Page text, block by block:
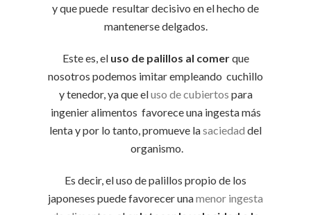
y que puede resultar decisivo en el hecho de
mantenerse delgados.
Este es, el uso de palillos al comerque
nosotros podemos imitar empleando cuchillo
y tenedor, ya que eluso de cubiertos para
ingenier alimentos favorece una ingesta más
lenta y por lo tanto, promueve lasaciedad del
organismo.
Es decir, el uso de palillos propio de los
japoneses puede favorecer unamenor ingesta